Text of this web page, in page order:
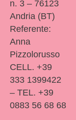
n. 3 – 76123
Andria (BT)
Referente:
Anna
Pizzolorusso
CELL. +39
333 1399422
– TEL. +39
0883 56 68 68